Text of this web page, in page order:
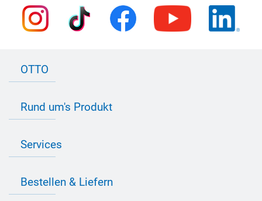
OTTO
Bau Newsletter
Presse
Jobs
Referenzen
Rund um's Produkt
Farbvielfalt
Informationen zu Prüfzeichen
Services
Farbempfehlungen
Bestellen & Liefern